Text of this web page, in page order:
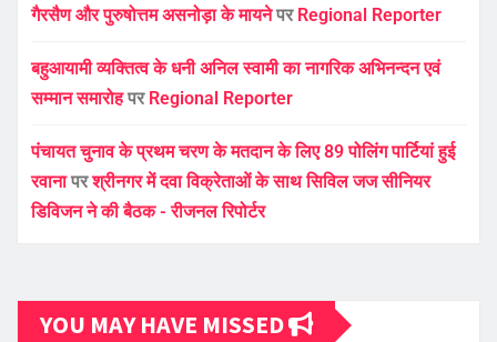
गैरसैण और पुरुषोत्तम असनोड़ा के मायनेपर Regional Reporter
बहुआयामी व्यक्तित्व के धनी अनिल स्वामी का नागरिक अभिनन्दन एवं
सम्मान समारोहपर Regional Reporter
पंचायत चुनाव के प्रथम चरण के मतदान के लिए 89 पोलिंग पार्टियां हुई
रवानापरश्रीनगर में दवा विक्रेताओं के साथ सिविल जज सीनियर
डिविजन ने की बैठक - रीजनल रिपोर्टर
YOU MAY HAVE MISSED